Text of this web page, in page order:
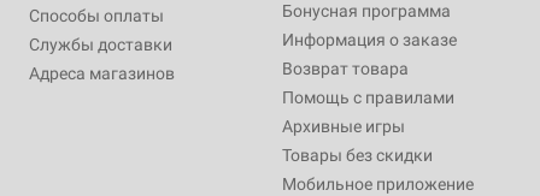
Способы оплаты
Службы доставки
Адреса магазинов
Бонусная программа
Информация о заказе
Возврат товара
Помощь с правилами
Архивные игры
Товары без скидки
Мобильное приложение